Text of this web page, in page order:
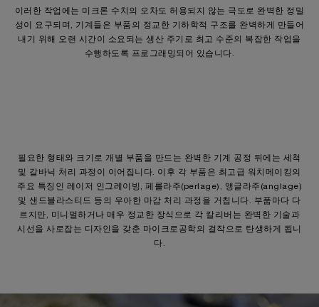
이러한 작업에는 미크론 수치의 오차도 허용되지 않는 극도로 완벽한 정밀
성이 요구되며, 기계들은 부품의 정교한 기하학적 구조를 완벽하게 만들어
내기 위해 오랜 시간이 소요되는 생산 주기로 최고 수준의 복잡한 작업을
수행하도록 프로그래밍되어 있습니다.
필요한 형태와 크기로 개별 부품을 만드는 완벽한 기계 공정 뒤에는 세척
및 갈바닉 처리 과정이 이어집니다. 이후 각 부품은 최고급 워치메이킹의
주요 특징인 레이저 인그레이빙, 페를라주(perlage), 앵글라주(anglage)
및 샌드블라스티드 등의 우아한 마감 처리 과정을 거칩니다. 부품마다 다
르지만, 미니멀하거나 매우 정교한 장식으로 각 칼리버는 완벽한 기술과
시선을 사로잡는 디자인을 갖춘 마이크로공학의 걸작으로 탄생하게 됩니
다.